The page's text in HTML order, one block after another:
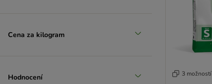
Cena za kilogram
Hodnocení 3 možností